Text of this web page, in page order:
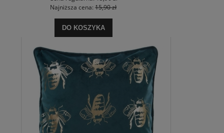
Najniższa cena: 15,90 zł
DO KOSZYKA